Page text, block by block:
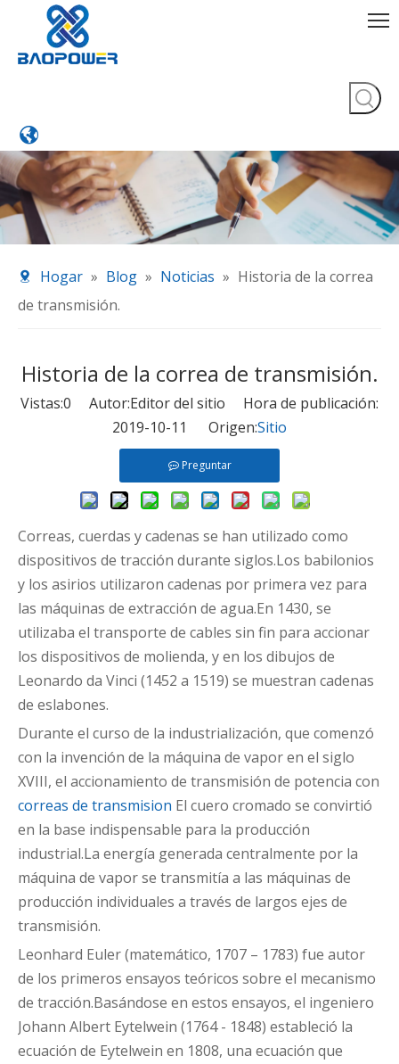
Hogar » Blog » Noticias » Historia de la correa
de transmisión.
Historia de la correa de transmisión.
Vistas:0 Autor:Editor del sitio Hora de publicación:
2019-10-11 Origen:Sitio
Preguntar
Correas, cuerdas y cadenas se han utilizado como
dispositivos de tracción durante siglos.Los babilonios
y los asirios utilizaron cadenas por primera vez para
las máquinas de extracción de agua.En 1430, se
utilizaba el transporte de cables sin fin para accionar
los dispositivos de molienda, y en los dibujos de
Leonardo da Vinci (1452 a 1519) se muestran cadenas
de eslabones.
Durante el curso de la industrialización, que comenzó
con la invención de la máquina de vapor en el siglo
XVIII, el accionamiento de transmisión de potencia con
correas de transmision El cuero cromado se convirtió
en la base indispensable para la producción
industrial.La energía generada centralmente por la
máquina de vapor se transmitía a las máquinas de
producción individuales a través de largos ejes de
transmisión.
Leonhard Euler (matemático, 1707 – 1783) fue autor
de los primeros ensayos teóricos sobre el mecanismo
de tracción.Basándose en estos ensayos, el ingeniero
Johann Albert Eytelwein (1764 - 1848) estableció la
ecuación de Eytelwein en 1808, una ecuación que